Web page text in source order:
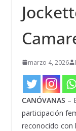
marzo 4, 2026
CANÓVANAS –
participación
reconocido con